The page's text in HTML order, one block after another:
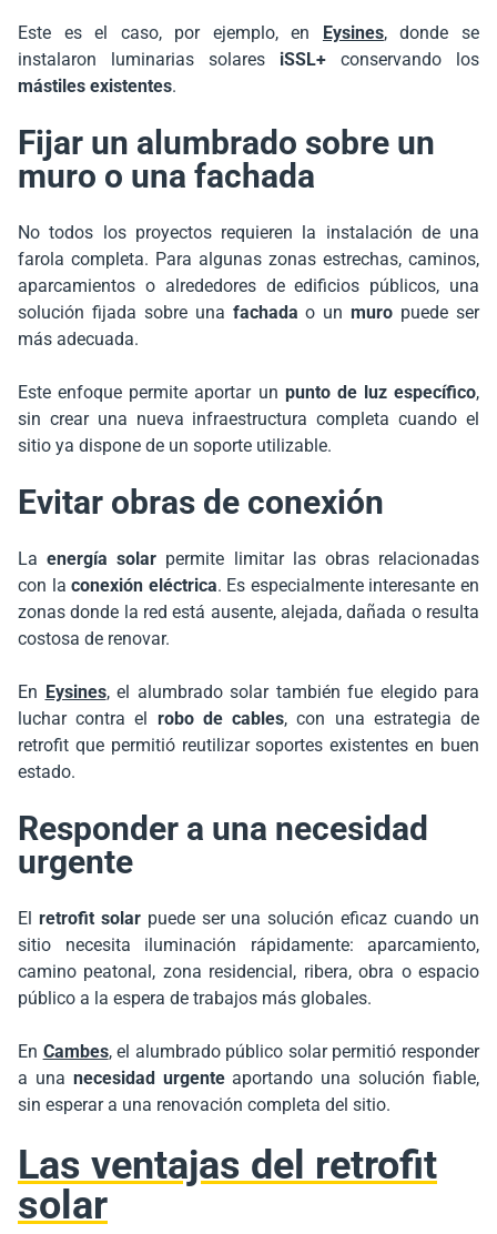
Este es el caso, por ejemplo, en Eysines, donde se
instalaron luminarias solares iSSL+ conservando los
mástiles existentes.
Fijar un alumbrado sobre un
muro o una fachada
No todos los proyectos requieren la instalación de una
farola completa. Para algunas zonas estrechas, caminos,
aparcamientos o alrededores de edificios públicos, una
solución fijada sobre una fachada o unmuro puede ser
más adecuada.
Este enfoque permite aportar un punto de luz específico,
sin crear una nueva infraestructura completa cuando el
sitio ya dispone de un soporte utilizable.
Evitar obras de conexión
Laenergía solar permite limitar las obras relacionadas
con laconexión eléctrica. Es especialmente interesante en
zonas donde la red está ausente, alejada, dañada o resulta
costosa de renovar.
En Eysines, el alumbrado solar también fue elegido para
luchar contra el robo de cables, con una estrategia de
retrofit que permitió reutilizar soportes existentes en buen
estado.
Responder a una necesidad
urgente
El retrofit solarpuede ser una solución eficaz cuando un
sitio necesita iluminación rápidamente: aparcamiento,
camino peatonal, zona residencial, ribera, obra o espacio
público a la espera de trabajos más globales.
En Cambes, el alumbrado público solar permitió responder
a una necesidad urgenteaportando una solución fiable,
sin esperar a una renovación completa del sitio.
Las ventajas del retrofit
solar